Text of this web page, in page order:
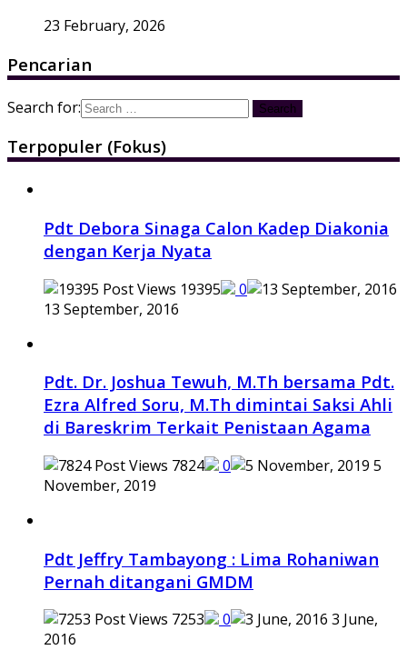
23 February, 2026
Pencarian
Search for:
Terpopuler (Fokus)
Pdt Debora Sinaga Calon Kadep Diakonia
dengan Kerja Nyata
19395
0
13 September, 2016
Pdt. Dr. Joshua Tewuh, M.Th bersama Pdt.
Ezra Alfred Soru, M.Th dimintai Saksi Ahli
di Bareskrim Terkait Penistaan Agama
7824 0
5
November, 2019
Pdt Jeffry Tambayong : Lima Rohaniwan
Pernah ditangani GMDM
7253 0
3 June,
2016